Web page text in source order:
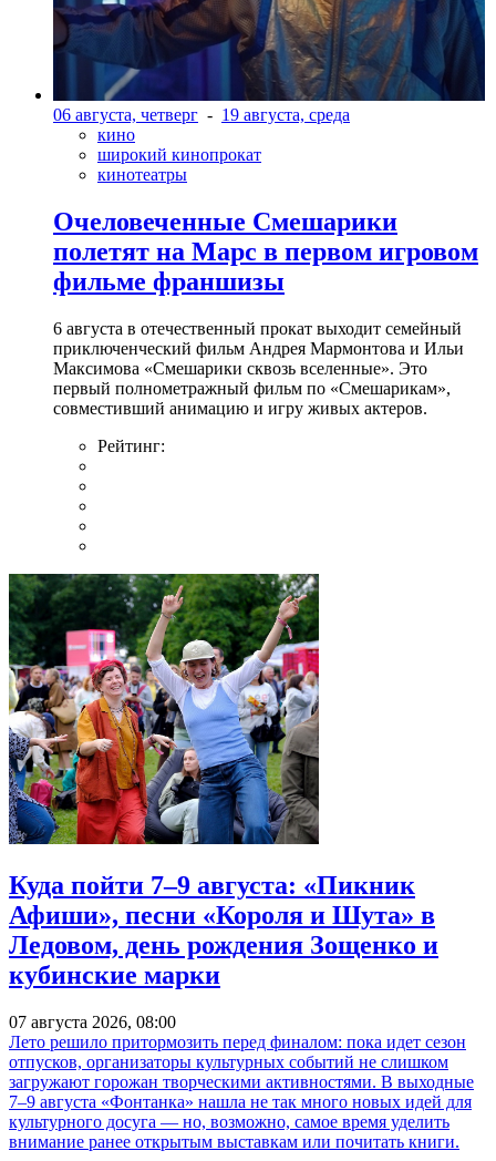
06 августа, четверг - 19 августа, среда
кино
широкий кинопрокат
кинотеатры
Очеловеченные Смешарики
полетят на Марс в первом игровом
фильме франшизы
6 августа в отечественный прокат выходит семейный
приключенческий фильм Андрея Мармонтова и Ильи
Максимова «Смешарики сквозь вселенные». Это
первый полнометражный фильм по «Смешарикам»,
совместивший анимацию и игру живых актеров.
Рейтинг:
Куда пойти 7–9 августа: «Пикник
Афиши», песни «Короля и Шута» в
Ледовом, день рождения Зощенко и
кубинские марки
07 августа 2026, 08:00
Лето решило притормозить перед финалом: пока идет сезон
отпусков, организаторы культурных событий не слишком
загружают горожан творческими активностями. В выходные
7–9 августа «Фонтанка» нашла не так много новых идей для
культурного досуга — но, возможно, самое время уделить
внимание ранее открытым выставкам или почитать книги.